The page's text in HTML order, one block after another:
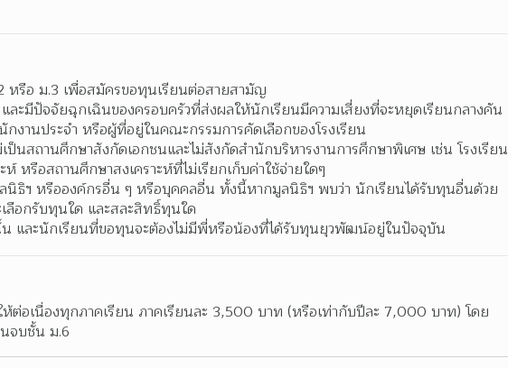
หรือ ม.3 เพื่อสมัครขอทุนเรียนต่อสายสามัญ
ละมีปัจจัยฉุกเฉินของครอบครัวที่ส่งผลให้นักเรียนมีความเสี่ยงที่จะหยุดเรียนกลางคัน
งานประจำ หรือผู้ที่อยู่ในคณะกรรมการคัดเลือกของโรงเรียน
นสถานศึกษาสังกัดเอกชนและไม่สังกัดสำนักบริหารงานการศึกษาพิเศษ เช่น โรงเรียน
ห์ หรือสถานศึกษาสงเคราะห์ที่ไม่เรียกเก็บค่าใช้จ่ายใดๆ
นิธิฯ หรือองค์กรอื่น ๆ หรือบุคคลอื่น ทั้งนี้หากมูลนิธิฯ พบว่า นักเรียนได้รับทุนอื่นด้วย
ลือกรับทุนใด และสละสิทธิ์ทุนใด
น และนักเรียนที่ขอทุนจะต้องไม่มีพี่หรือน้องที่ได้รับทุนยุวพัฒน์อยู่ในปัจจุบัน
อเนื่องทุกภาคเรียน ภาคเรียนละ 3,500 บาท (หรือเท่ากับปีละ 7,000 บาท) โดย
จบชั้น ม.6